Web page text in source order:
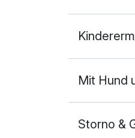
2 Erwachsene
Mit Hund
Storno &